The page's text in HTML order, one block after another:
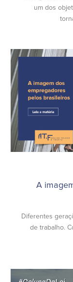
um dos
A
Diferentes
de trabalho.